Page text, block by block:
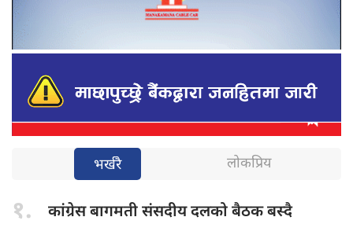
भर्खरै लोकप्रिय
१. कांग्रेस बागमतीसंसदीय दलको बैठक बस्दै